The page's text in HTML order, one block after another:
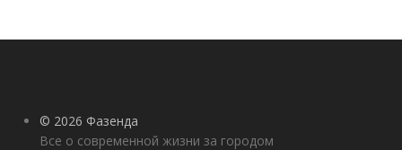
© 2026 Фазенда
Все о современной жизни за городом